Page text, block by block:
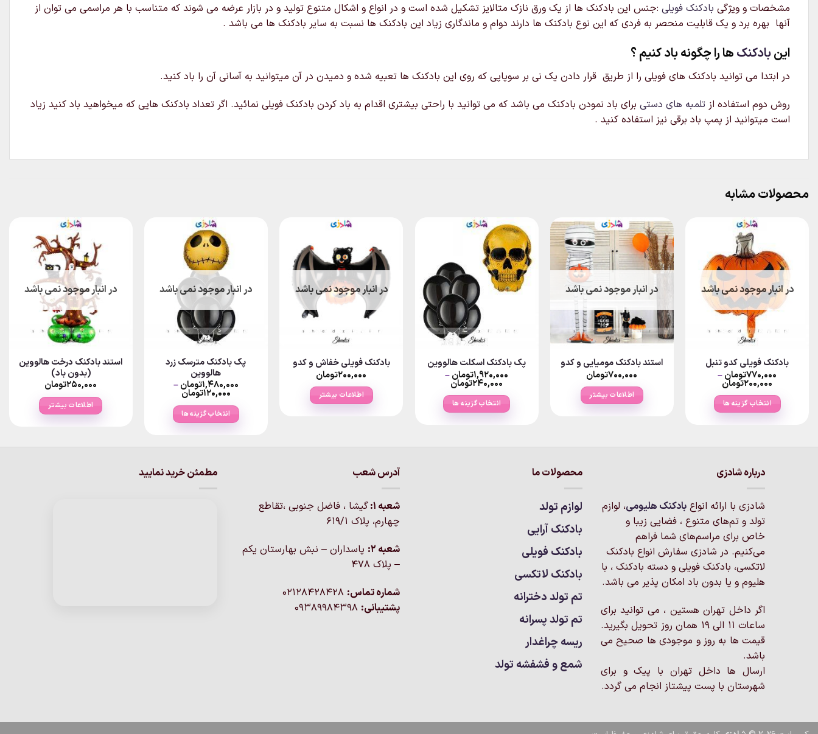
مشخصات و ویژگی بادکنک فویلی :جنس این بادکنک ها از یک ورق نازک متالایز تشکیل شده است و در انواع و اشکال متنوع تولید و در بازار عرضه می شوند که متناسب با هر مراسمی می توان از
آنها بهره برد و یک قابلیت منحصر به فردی که این نوع بادکنک ها دارند دوام و ماندگاری زیاد این بادکنک ها نسبت به سایر بادکنک ها می باشد .
اینبادکنک ها را چگونه باد کنیم ؟
در ابتدا می توانید بادکنک های فویلی را از طریق قرار دادن یک نی بر سوپاپی که روی این بادکنک ها تعبیه شده و دمیدن در آن میتوانید به آسانی آن را باد کنید.
روش دوم استفاده از تلمبه های دستی برای باد نمودن بادکنک می باشد که می توانید با راحتی بیشتری اقدام به باد کردن بادکنک فویلی نمائید. اگر تعداد بادکنک هایی که میخواهید باد کنید زیاد
است میتوانید از پمپ باد برقی نیز استفاده کنید .
محصولات مشابه
در انبار موجود نمی باشد
بادکنک فویلی کدو تنبل
۷۷۰,۰۰۰تومان–
۲۰۰,۰۰۰تومانPrice
range:
through
۷۷۰,۰۰۰تومان
انتخاب گزینه ها
مختلفی
باشد.
گزینه
ها
ممکن
است
در
صفحه
انتخاب
شوند
در انبار موجود نمی باشد
استند بادکنک مومیایی و کدو
۷۰۰,۰۰۰تومان
اطلاعات بیشتر
پک بادکنک اسکلت هالووین
۱,۹۲۰,۰۰۰تومان–
۲۴۰,۰۰۰تومانPrice
range:
through
۱,۹۲۰,۰۰۰تومان
انتخاب گزینه ها
در انبار موجود نمی باشد
بادکنک فویلی خفاش و کدو
۲۰۰,۰۰۰تومان
اطلاعات بیشتر
در انبار موجود نمی باشد
پک بادکنک مترسک زرد
هالووین
۱,۴۸۰,۰۰۰تومان–
۱۲۰,۰۰۰تومانPrice
through
۱,۴۸۰,۰۰۰تومان
انتخاب گزینه ها
انواع
در انبار موجود نمی باشد
استند بادکنک درخت هالووین
(بدون باد)
۲۵۰,۰۰۰تومان
اطلاعات بیشتر
درباره شادزی
شادزی با ارائه انواع بادکنک‌ هلیومی، لوازم
تولد و تم‌های متنوع ، فضایی زیبا و
خاص برای مراسم‌های شما فراهم
می‌کنیم. در شادزی سفارش انواع بادکنک
لاتکسی، بادکنک فویلی و دسته بادکنک ، با
هلیوم و یا بدون باد امکان پذیر می باشد.
اگر داخل تهران هستین ، می توانید برای
ساعات 11 الی 19 همان روز تحویل بگیرید.
قیمت ها به روز و موجودی ها صحیح می
باشد.
ارسال ها داخل تهران با پیک و برای
شهرستان با پست پیشتاز انجام می گردد.
محصولات ما
لوازم تولد
بادکنک آرایی
بادکنک فویلی
بادکنک لاتکسی
تم تولد دخترانه
تم تولد پسرانه
ریسه چراغدار
شمع و فشفشه تولد
آدرس شعب
شعبه 1:
گيشا ، فاضل جنوبی ،تقاطع
چهارم، پلاک 619/1
شعبه 2:
پاسداران – نبش بهارستان یکم
– پلاک ۴۷۸
شماره تماس:
پشتیبانی:
مطمئن خرید نمایید